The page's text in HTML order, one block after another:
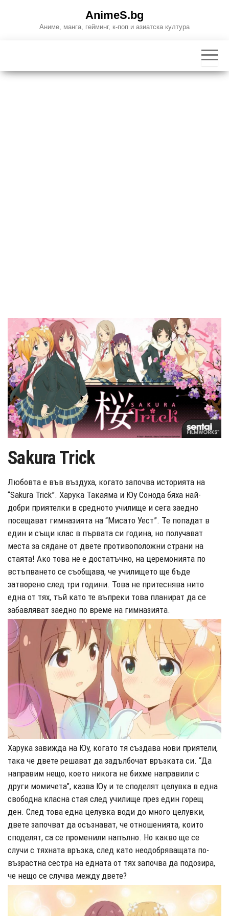
AnimeS.bg
Аниме, манга, гейминг, к-поп и азиатска култура
Sakura Trick
Любовта е във въздуха, когато започва историята на
“Sakura Trick”. Харука Такаяма и Юу Сонода бяха най-
добри приятелки в средното училище и сега заедно
посещават гимназията на “Мисато Уест”. Те попадат в
един и същи клас в първата си година, но получават
места за сядане от двете противоположни страни на
стаята! Ако това не е достатъчно, на церемонията по
встъпването се съобщава, че училището ще бъде
затворено след три години. Това не притеснява нито
една от тях, тъй като те въпреки това планират да се
забавляват заедно по време на гимназията.
Харука завижда на Юу, когато тя създава нови приятели,
така че двете решават да задълбочат връзката си. “Да
направим нещо, което никога не бихме направили с
други момичета”, казва Юу и те споделят целувка в една
свободна класна стая след училище през един горещ
ден. След това една целувка води до много целувки,
двете започват да осъзнават, че отношенията, които
споделят, са се променили напълно. Но какво ще се
случи с тяхната връзка, след като неодобряващата по-
възрастна сестра на едната от тях започва да подозира,
че нещо се случва между двете?